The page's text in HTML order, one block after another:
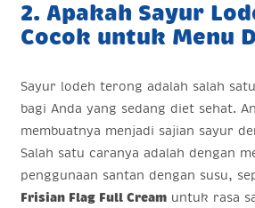
2. Apakah Sayur
Cocok untuk Menu
Sayur lodeh terong adalah salah
bagi Anda yang sedang diet sehat.
membuatnya menjadi sajian sayur
Salah satu caranya adalah dengan
penggunaan santan dengan susu,
Frisian Flag Full Cream untuk rasa